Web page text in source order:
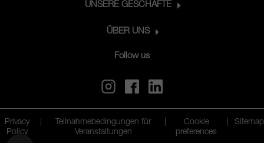
UNSERE GESCHÄFTE
ÜBER UNS
Follow us
Privacy
Policy
Teilnahmebedingungen für
Veranstaltungen
Cookie
preferences
Sitemap